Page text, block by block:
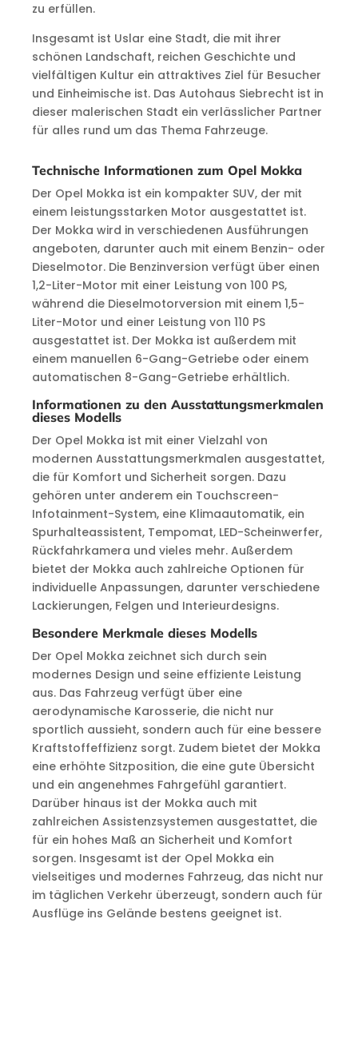
zu erfüllen.
Insgesamt ist Uslar eine Stadt, die mit ihrer
schönen Landschaft, reichen Geschichte und
vielfältigen Kultur ein attraktives Ziel für Besucher
und Einheimische ist. Das Autohaus Siebrecht ist in
dieser malerischen Stadt ein verlässlicher Partner
für alles rund um das Thema Fahrzeuge.
Technische Informationen zum Opel Mokka
Der Opel Mokka ist ein kompakter SUV, der mit
einem leistungsstarken Motor ausgestattet ist.
Der Mokka wird in verschiedenen Ausführungen
angeboten, darunter auch mit einem Benzin- oder
Dieselmotor. Die Benzinversion verfügt über einen
1,2-Liter-Motor mit einer Leistung von 100 PS,
während die Dieselmotorversion mit einem 1,5-
Liter-Motor und einer Leistung von 110 PS
ausgestattet ist. Der Mokka ist außerdem mit
einem manuellen 6-Gang-Getriebe oder einem
automatischen 8-Gang-Getriebe erhältlich.
Informationen zu den Ausstattungsmerkmalen
dieses Modells
Der Opel Mokka ist mit einer Vielzahl von
modernen Ausstattungsmerkmalen ausgestattet,
die für Komfort und Sicherheit sorgen. Dazu
gehören unter anderem ein Touchscreen-
Infotainment-System, eine Klimaautomatik, ein
Spurhalteassistent, Tempomat, LED-Scheinwerfer,
Rückfahrkamera und vieles mehr. Außerdem
bietet der Mokka auch zahlreiche Optionen für
individuelle Anpassungen, darunter verschiedene
Lackierungen, Felgen und Interieurdesigns.
Besondere Merkmale dieses Modells
Der Opel Mokka zeichnet sich durch sein
modernes Design und seine effiziente Leistung
aus. Das Fahrzeug verfügt über eine
aerodynamische Karosserie, die nicht nur
sportlich aussieht, sondern auch für eine bessere
Kraftstoffeffizienz sorgt. Zudem bietet der Mokka
eine erhöhte Sitzposition, die eine gute Übersicht
und ein angenehmes Fahrgefühl garantiert.
Darüber hinaus ist der Mokka auch mit
zahlreichen Assistenzsystemen ausgestattet, die
für ein hohes Maß an Sicherheit und Komfort
sorgen. Insgesamt ist der Opel Mokka ein
vielseitiges und modernes Fahrzeug, das nicht nur
im täglichen Verkehr überzeugt, sondern auch für
Ausflüge ins Gelände bestens geeignet ist.